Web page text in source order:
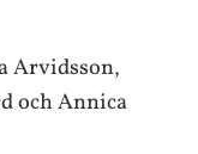
Arvidsson,
och Annica